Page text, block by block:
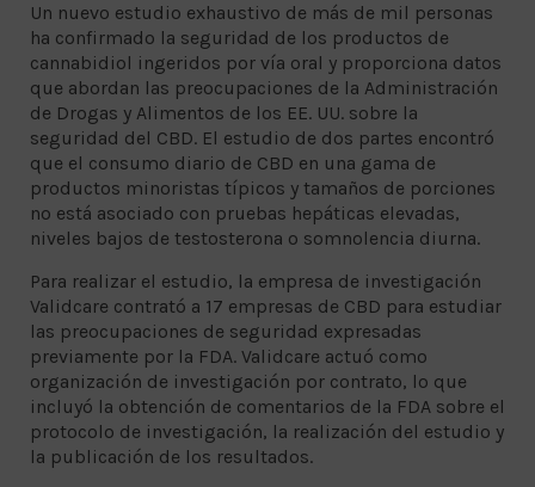
Un nuevo estudio exhaustivo de más de mil personas
ha confirmado la seguridad de los productos de
cannabidiol ingeridos por vía oral y proporciona datos
que abordan las preocupaciones de la Administración
de Drogas y Alimentos de los EE. UU. sobre la
seguridad del CBD. El estudio de dos partes encontró
que el consumo diario de CBD en una gama de
productos minoristas típicos y tamaños de porciones
no está asociado con pruebas hepáticas elevadas,
niveles bajos de testosterona o somnolencia diurna.
Para realizar el estudio, la empresa de investigación
Validcare contrató a 17 empresas de CBD para estudiar
las preocupaciones de seguridad expresadas
previamente por la FDA. Validcare actuó como
organización de investigación por contrato, lo que
incluyó la obtención de comentarios de la FDA sobre el
protocolo de investigación, la realización del estudio y
la publicación de los resultados.